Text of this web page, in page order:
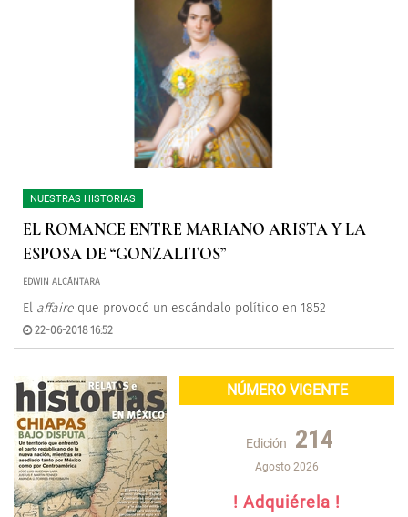
NUESTRAS HISTORIAS
EL ROMANCE ENTRE MARIANO ARISTA Y LA
ESPOSA DE “GONZALITOS”
EDWIN ALCÁNTARA
El affaire que provocó un escándalo político en 1852
22-06-2018 16:52
NÚMERO VIGENTE
Edición 214
Agosto 2026
! Adquiérela !